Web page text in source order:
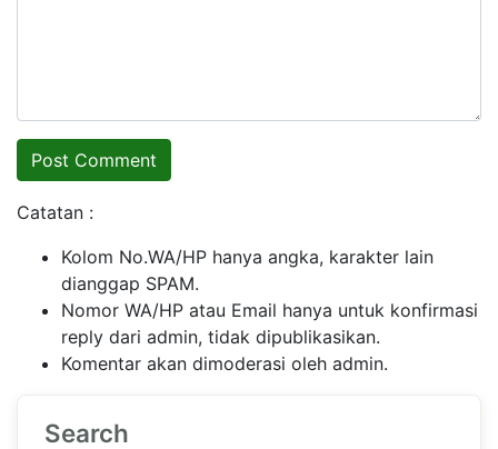
Catatan :
Kolom No.WA/HP hanya angka, karakter lain
dianggap SPAM.
Nomor WA/HP atau Email hanya untuk konfirmasi
reply dari admin, tidak dipublikasikan.
Komentar akan dimoderasi oleh admin.
Search